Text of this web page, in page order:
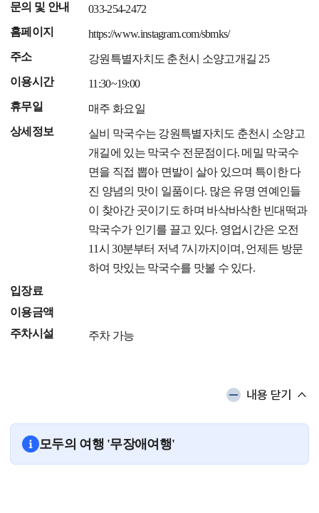
문의 및 안내
033-254-2472
홈페이지
https://www.instagram.com/sbmks/
주소
강원특별자치도 춘천시 소양고개길 25
이용시간
11:30~19:00
휴무일
매주 화요일
상세정보
실비 막국수는 강원특별자치도 춘천시 소양고
개길에 있는 막국수 전문점이다. 메밀 막국수
면을 직접 뽑아 면발이 살아 있으며 특이한 다
진 양념의 맛이 일품이다. 많은 유명 연예인들
이 찾아간 곳이기도 하며 바삭바삭한 빈대떡과
막국수가 인기를 끌고 있다. 영업시간은 오전
11시 30분부터 저녁 7시까지이며, 언제든 방문
하여 맛있는 막국수를 맛볼 수 있다.
입장료
이용금액
주차시설
주차 가능
내용 닫기
모두의 여행 '무장애여행'